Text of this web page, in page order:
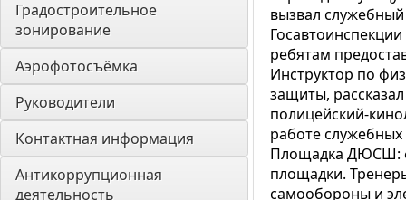
Градостроительное
зонирование
Аэрофотосъёмка
Руководители
Контактная информация
Антикоррупционная
деятельность
вызвал
ребятам
Инструктор по
защиты,
полицейский-
работе служебных
Площадка ДЮСШ:
площадки.
самообороны и